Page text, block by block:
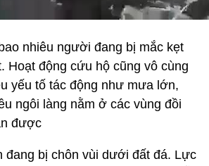
nhiêu người đang bị mắc kẹt
Hoạt động cứu hộ cũng vô cùng
yếu tố tác động như mưa lớn,
ngôi làng nằm ở các vùng đồi
được
đang bị chôn vùi dưới đất đá. Lực